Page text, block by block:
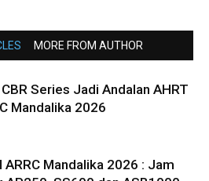
MORE FROM AUTHOR
Series Jadi Andalan AHRT
Mandalika 2026
ARRC Mandalika 2026 : Jam